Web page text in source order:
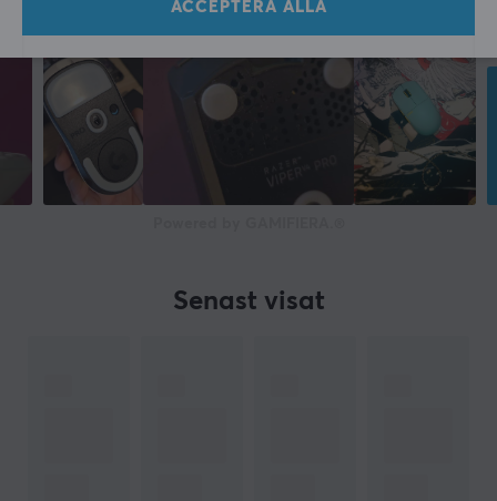
Senast visat
ACCEPTERA ALLA